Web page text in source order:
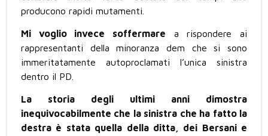
producono rapidi mutamenti.
Mi voglio invece soffermare a rispondere ai
rappresentanti della minoranza dem che si sono
immeritatamente autoproclamati l’unica sinistra
dentro il PD.
La storia degli ultimi anni dimostra
inequivocabilmente che la sinistra che ha fatto la
destra è stata quella della ditta, dei Bersani e